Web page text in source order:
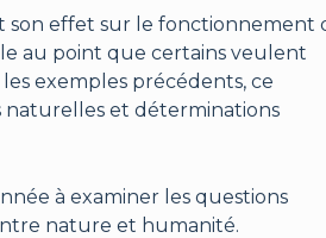
son effet sur le fonctionnement
au point que certains veulent
exemples précédents, ce
naturelles et déterminations
à examiner les questions
nature et humanité.